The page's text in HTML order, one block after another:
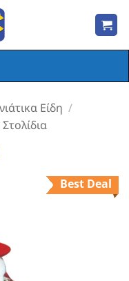
Είδη /
Best Deal